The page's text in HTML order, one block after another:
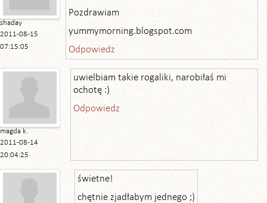
shaday
2011-08-15
07:15:05
Pozdrawiam
yummymorning.blogspot.com
Odpowiedz
magda k.
2011-08-14
20:04:25
uwielbiam takie rogaliki, narobiłaś mi
ochotę :)
Odpowiedz
świetne!
chętnie zjadłabym jednego ;)